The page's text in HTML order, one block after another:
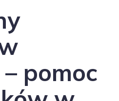
pomoc